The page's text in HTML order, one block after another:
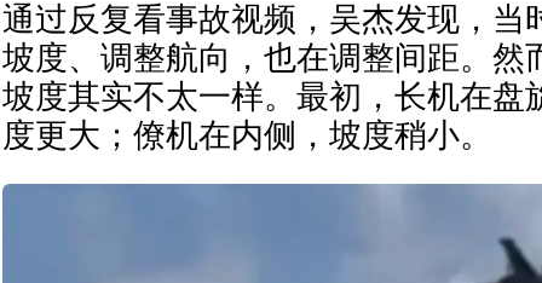
通过反复看事故视频，吴杰发现，当
坡度、调整航向，也在调整间距。然
坡度其实不太一样。最初，长机在盘
度更大；僚机在内侧，坡度稍小。